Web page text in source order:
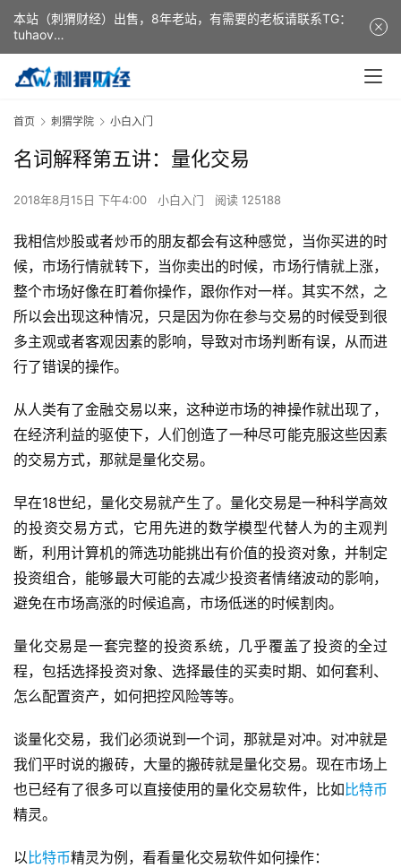
首页 刺猬学院 小白入门
名词解释第五讲：量化交易
2018年8月15日 下午4:00 小白入门 阅读 125188
我相信炒股或者炒币的朋友都会有这种感觉，当你买进的时
候，市场行情就转下，当你卖出的时候，市场行情就上涨，
整个市场好像在盯着你操作，跟你作对一样。其实不然，之
所以会出现这种情况，只是因为你在参与交易的时候受到很
多主观或者客观因素的影响，导致对市场判断有误，从而进
行了错误的操作。
从人类有了金融交易以来，这种逆市场的神操作就出现了，
在经济利益的驱使下，人们创造了一种尽可能克服这些因素
的交易方式，那就是量化交易。
早在18世纪，量化交易就产生了。量化交易是一种科学高效
的投资交易方式，它用先进的数学模型代替人为的主观判
断，利用计算机的筛选功能挑出有价值的投资对象，并制定
投资组合，能够最大可能的去减少投资者情绪波动的影响，
避免在市场高涨的时候追高，市场低迷的时候割肉。
量化交易是一套完整的投资系统，几乎覆盖了投资的全过
程，包括选择投资对象、选择最佳的买卖时期、如何套利、
怎么配置资产，如何把控风险等等。
谈量化交易，我们必须说到一个词，那就是对冲。对冲就是
我们平时说的搬砖，大量的搬砖就是量化交易。现在市场上
也已经有了很多可以直接使用的量化交易软件，比如 比特币
精灵。
以 比特币精灵为例，看看量化交易软件如何操作：
本站（刺猬财经）出售，8年老站，有需要的老板请联系TG：
tuhaov
This website (ciweicaijing) is for sale. It is a 8-year-old
website. If you need it, please contact TG: tuhaov